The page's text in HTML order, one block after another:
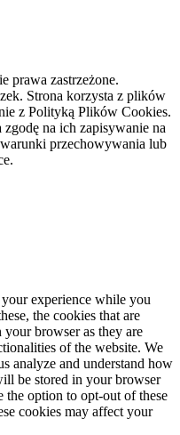
prawa zastrzeżone.
Strona korzysta z plików
z Polityką Plików Cookies.
na ich zapisywanie na
przechowywania lub
experience while you
the cookies that are
your browser as they are
of the website. We
analyze and understand how
be stored in your browser
the option to opt-out of these
cookies may affect your